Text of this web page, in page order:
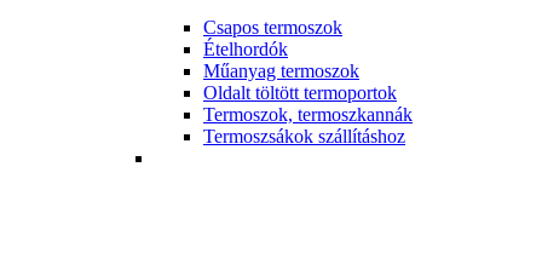
Csapos termoszok
Ételhordók
Műanyag termoszok
Oldalt töltött termoportok
Termoszok, termoszkannák
Termoszsákok szállításhoz